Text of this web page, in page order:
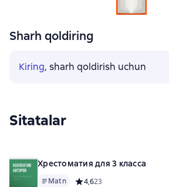
Sharh qoldiring
Kiring, sharh qoldirish uchun
Sitatalar
Хрестоматия для 3 класса
Matn Средний рейтинг 4,6 на
4,623